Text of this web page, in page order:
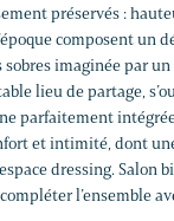
préservés :
composent un
imaginée par
lieu de partage,
parfaitement
et intimité, dont
dressing. Salon
l’ensemble